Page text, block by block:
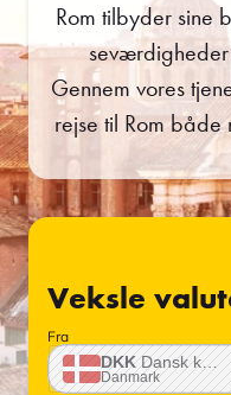
Rom tilbyder sine
Gennem vores
rejse til Rom
Veksle
Fra
DKK Dansk
Danmark